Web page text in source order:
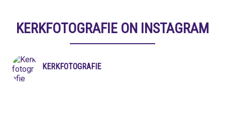
KERKFOTOGRAFIE ON INSTAGRAM
KERKFOTOGRAFIE